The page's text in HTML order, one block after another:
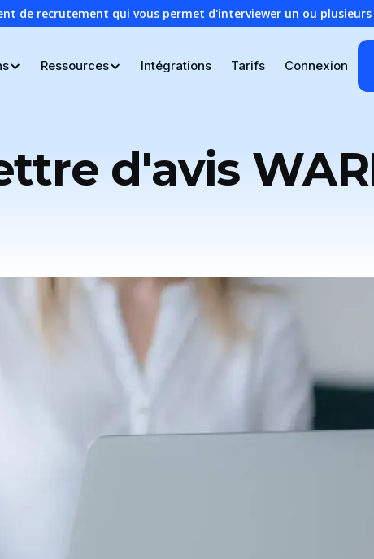
de recrutement qui vous permet d'interviewer un ou
Ressources Intégrations Tarifs Connexion
d'avis